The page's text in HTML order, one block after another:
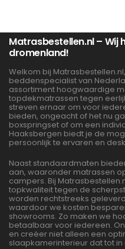
Matrasbestellen.nl – Wij
dromenland!
Welkom bij
beddenspecialist van
assortiment hoogwaardige
topdekmatrassen tegen
streven ernaar om voor
bieden, ongeacht of het nu
boxspringset of om een
Haaksbergen biedt je de
persoonlijk te ervaren en
Naast standaardmaten
aan, waaronder matrassen
campers. Bij
topkwaliteit tegen de
worden rechtstreeks
waardoor we kosten
showrooms. Zo maken we
betaalbaar voor iedereen.
en creëer niet alleen een
slaapkamerinterieur dat tot